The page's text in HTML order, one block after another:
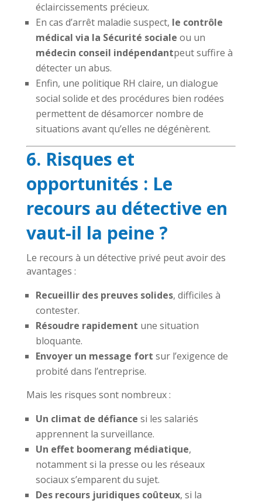
éclaircissements précieux.
En cas d’arrêt maladie suspect, le contrôle
médical via la Sécurité sociale ou un
médecin conseil indépendantpeut suffire à
détecter un abus.
Enfin, une politique RH claire, un dialogue
social solide et des procédures bien rodées
permettent de désamorcer nombre de
situations avant qu’elles ne dégénèrent.
6. Risques et
opportunités : Le
recours au détective en
vaut-il la peine ?
Le recours à un détective privé peut avoir des
avantages :
Recueillir des preuves solides, difficiles à
contester.
Résoudre rapidement une situation
bloquante.
Envoyer un message fort sur l’exigence de
probité dans l’entreprise.
Mais les risques sont nombreux :
Un climat de défiance si les salariés
apprennent la surveillance.
Un effet boomerang médiatique,
notamment si la presse ou les réseaux
sociaux s’emparent du sujet.
Des recours juridiques coûteux, si la